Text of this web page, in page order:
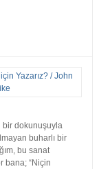
bir dokunuşuyla
buharlı bir
bu sanat
bana; “Niçin